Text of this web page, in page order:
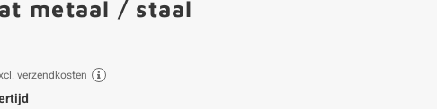
metaal / staal
verzendkosten